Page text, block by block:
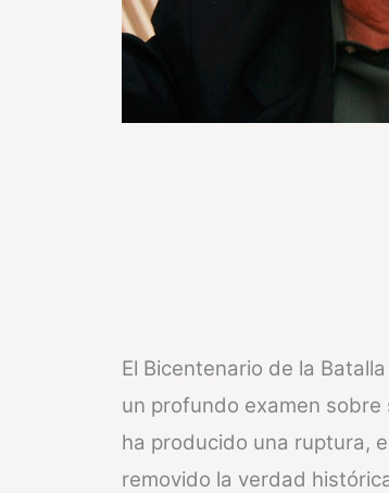
El Bicentenario de la
un profundo examen sobre
ha producido una ruptura,
removido la verdad